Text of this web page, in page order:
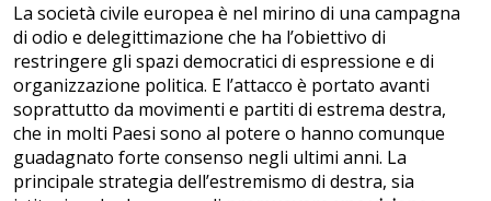
La società civile europea è nel mirino di una campagna
di odio e delegittimazione che ha l’obiettivo di
restringere gli spazi democratici di espressione e di
organizzazione politica. E l’attacco è portato avanti
soprattutto da movimenti e partiti di estrema destra,
che in molti Paesi sono al potere o hanno comunque
guadagnato forte consenso negli ultimi anni. La
principale strategia dell’estremismo di destra, sia